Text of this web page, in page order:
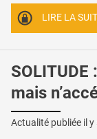
LIRE LA
mais
Actualité publiée il y